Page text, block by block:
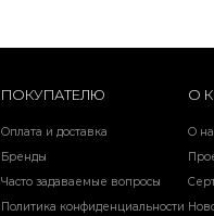
ПОКУПАТЕЛЮ
Оплата и доставка
Бренды
Часто задаваемые вопросы
Политика конфиденциальности
О
О